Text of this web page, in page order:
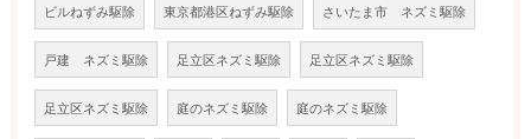
ビルねずみ駆除 東京都港区ねずみ駆除 さいたま市 ネズミ駆除
戸建 ネズミ駆除 足立区ネズミ駆除 足立区ネズミ駆除
足立区ネズミ駆除 庭のネズミ駆除 庭のネズミ駆除